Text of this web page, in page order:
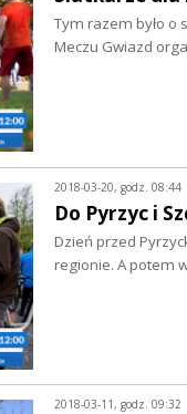
Tym razem było o
Meczu Gwiazd
2018-03-20, godz. 08:44
Do Pyrzyc i
Dzień przed
regionie. A potem
2018-03-11, godz. 09:32